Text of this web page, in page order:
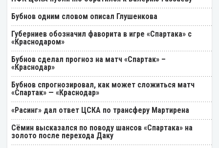
Бубнов одним словом описал Глушенкова
Губерниев обозначил фаворита в игре «Спартака» с
«Краснодаром»
Бубнов сделал прогноз на матч «Спартак» –
«Краснодар»
Бубнов спрогнозировал, как может сложиться матч
«Спартак» — «Краснодар»
«Расинг» дал ответ ЦСКА по трансферу Мартирена
Cёмин высказался по поводу шансов «Спартака» на
золото после перехода Даку